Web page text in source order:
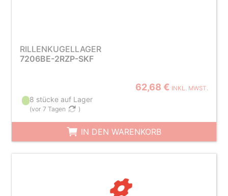
RILLENKUGELLAGER
7206BE-2RZP-SKF
62,68 € INKL. MWST.
8 stücke auf Lager
(vor 7 Tagen )
IN DEN WARENKORB